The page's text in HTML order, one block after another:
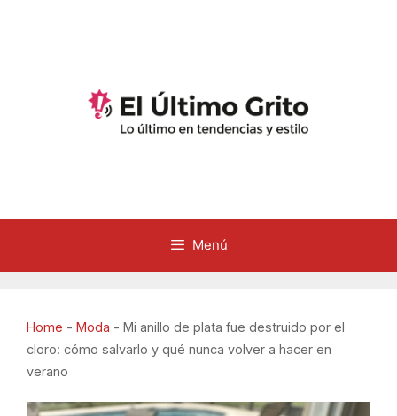
Menú
Home - Moda - Mi anillo de plata fue destruido por el
cloro: cómo salvarlo y qué nunca volver a hacer en
verano